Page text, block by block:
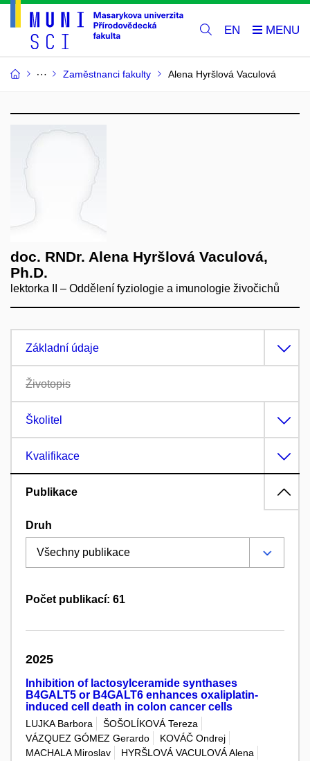
EN
Zaměstnanci fakulty Alena Hyršlová Vaculová
doc. RNDr. Alena Hyršlová Vaculová,
Ph.D.
lektorka II – Oddělení fyziologie a imunologie živočichů
Základní údaje
Životopis
Školitel
Kvalifikace
Publikace
Druh
Počet publikací: 61
2025
Inhibition of lactosylceramide synthases
B4GALT5 or B4GALT6 enhances oxaliplatin-
induced cell death in colon cancer cells
LUJKA Barbora
ŠOŠOLÍKOVÁ Tereza
VÁZQUEZ GÓMEZ Gerardo
KOVÁČ Ondrej
MACHALA Miroslav
HYRŠLOVÁ VACULOVÁ Alena